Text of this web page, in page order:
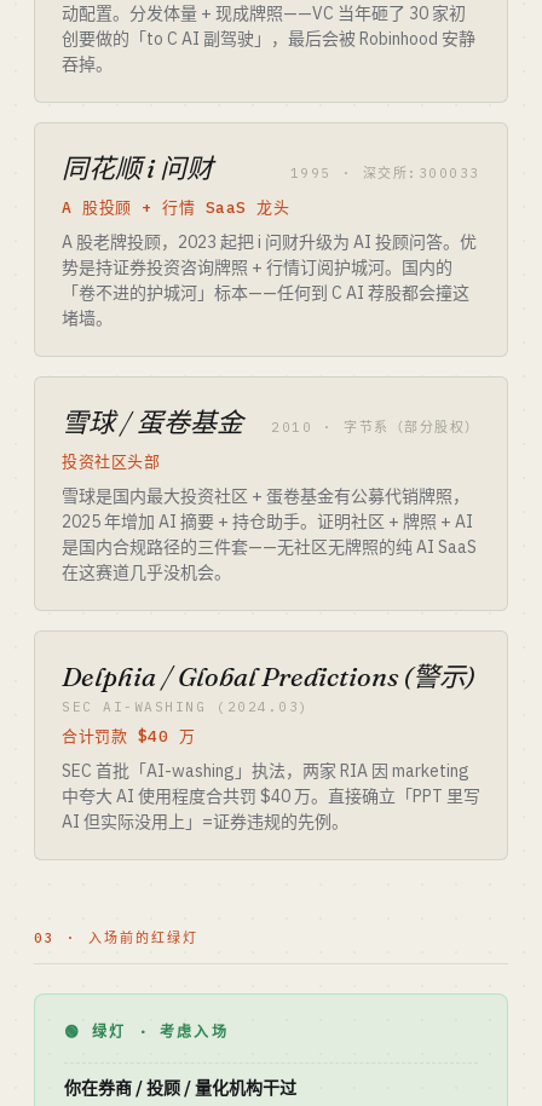
动配置。分发体量 + 现成牌照——VC 当年砸了 30 家初
创要做的「to C AI 副驾驶」，最后会被 Robinhood 安静
吞掉。
同花顺 i 问财 1995 · 深交所:300033
A 股投顾 + 行情 SaaS 龙头
A 股老牌投顾，2023 起把 i 问财升级为 AI 投顾问答。优
势是持证券投资咨询牌照 + 行情订阅护城河。国内的
「卷不进的护城河」标本——任何到 C AI 荐股都会撞这
堵墙。
雪球 / 蛋卷基金 2010 · 字节系（部分股权）
投资社区头部
雪球是国内最大投资社区 + 蛋卷基金有公募代销牌照，
2025 年增加 AI 摘要 + 持仓助手。证明社区 + 牌照 + AI
是国内合规路径的三件套——无社区无牌照的纯 AI SaaS
在这赛道几乎没机会。
Delphia / Global Predictions (警示)
SEC AI-WASHING (2024.03)
合计罚款 $40 万
SEC 首批「AI-washing」执法，两家 RIA 因 marketing
中夸大 AI 使用程度合共罚 $40 万。直接确立「PPT 里写
AI 但实际没用上」=证券违规的先例。
03 · 入场前的红绿灯
🟢 绿灯 · 考虑入场
你在券商 / 投顾 / 量化机构干过